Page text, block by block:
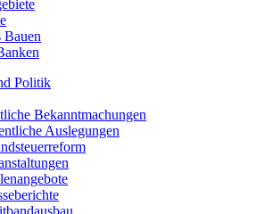
Bauen
Politik
Bekanntmachungen
Auslegungen